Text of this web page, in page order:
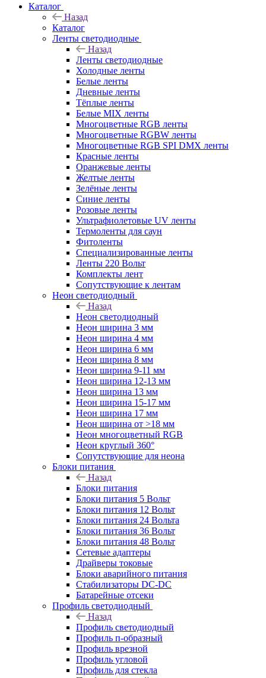
Каталог
Назад
Каталог
Ленты светодиодные
Назад
Ленты светодиодные
Холодные ленты
Белые ленты
Дневные ленты
Тёплые ленты
Белые MIX ленты
Многоцветные RGB ленты
Многоцветные RGBW ленты
Многоцветные RGB SPI DMX ленты
Красные ленты
Оранжевые ленты
Желтые ленты
Зелёные ленты
Синие ленты
Розовые ленты
Ультрафиолетовые UV ленты
Термоленты для саун
Фитоленты
Специализированные ленты
Ленты 220 Вольт
Комплекты лент
Сопутствующие к лентам
Неон светодиодный
Назад
Неон светодиодный
Неон ширина 3 мм
Неон ширина 4 мм
Неон ширина 6 мм
Неон ширина 8 мм
Неон ширина 9-11 мм
Неон ширина 12-13 мм
Неон ширина 13 мм
Неон ширина 15-17 мм
Неон ширина 17 мм
Неон ширина от >18 мм
Неон многоцветный RGB
Неон круглый 360°
Сопутствующие для неона
Блоки питания
Назад
Блоки питания
Блоки питания 5 Вольт
Блоки питания 12 Вольт
Блоки питания 24 Вольта
Блоки питания 36 Вольт
Блоки питания 48 Вольт
Сетевые адаптеры
Драйверы токовые
Блоки аварийного питания
Стабилизаторы DC-DC
Батарейные отсеки
Профиль светодиодный
Назад
Профиль светодиодный
Профиль п-образный
Профиль врезной
Профиль угловой
Профиль для стекла